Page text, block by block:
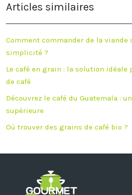
Articles similaires
Comment commander de la viande
simplicité ?
Le café en grain : la solution idéale
de café
Découvrez le café du Guatemala :
supérieure
Où trouver des grains de café bio ?